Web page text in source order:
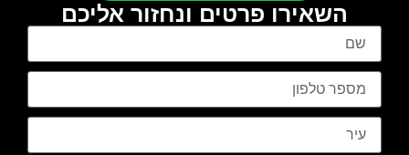
השאירו פרטים ונחזור אליכם